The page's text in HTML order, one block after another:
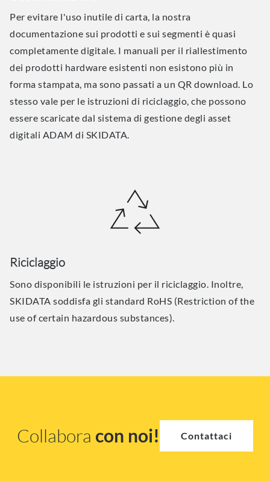
Per evitare l'uso inutile di carta, la nostra
documentazione sui prodotti e sui segmenti è quasi
completamente digitale. I manuali per il riallestimento
dei prodotti hardware esistenti non esistono più in
forma stampata, ma sono passati a un QR download. Lo
stesso vale per le istruzioni di riciclaggio, che possono
essere scaricate dal sistema di gestione degli asset
digitali ADAM di SKIDATA.
Riciclaggio
Sono disponibili le istruzioni per il riciclaggio. Inoltre,
SKIDATA soddisfa gli standard RoHS (Restriction of the
use of certain hazardous substances).
Collabora con noi! Contattaci